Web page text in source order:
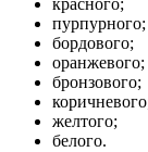
красного;
пурпурного;
бордового;
оранжевого;
бронзового;
желтого;
белого.